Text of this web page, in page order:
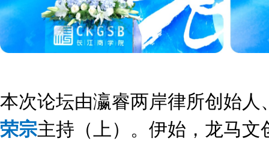
本次论坛由瀛睿两岸律所创始人
荣宗主持（上）。 伊始，龙马文